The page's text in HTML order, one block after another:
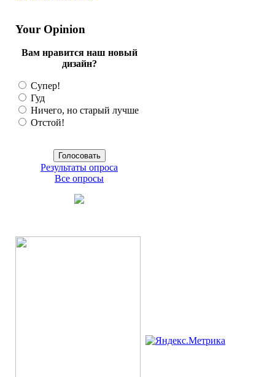
Your Opinion
Вам нравится наш новый
дизайн?
Супер!
Гуд
Ничего, но старый лучше
Отстой!
Результаты опроса
Все опросы